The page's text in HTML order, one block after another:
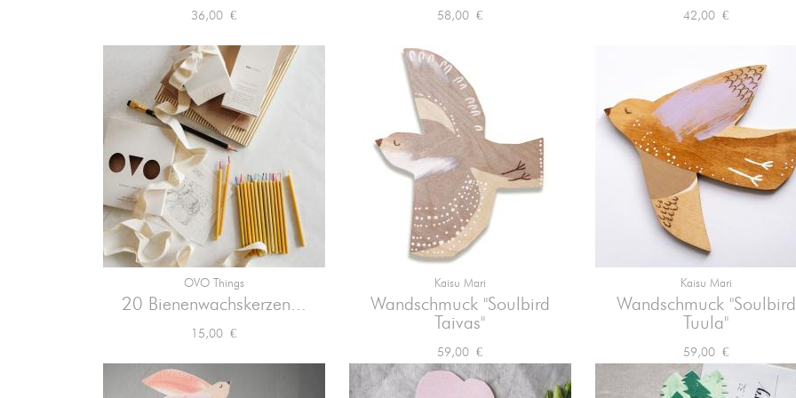
Preis
36,00 € Preis
58,00 € Preis
42,00 €
OVO Things
20 Bienenwachskerzen...
Preis
15,00 €
Vorschau
Kaisu Mari
Wandschmuck "Soulbird
Taivas"
Preis
59,00 €
Vorschau
Kaisu Mari
Wandschmuck "Soulbird
Tuula"
Preis
59,00 €
Vorschau